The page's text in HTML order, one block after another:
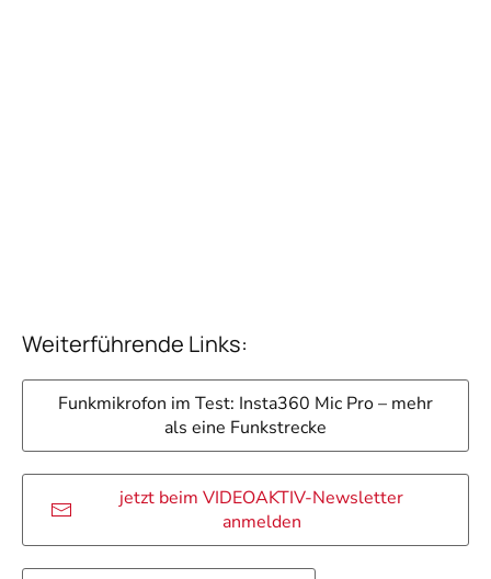
Weiterführende Links:
Funkmikrofon im Test: Insta360 Mic Pro – mehr
als eine Funkstrecke
jetzt beim VIDEOAKTIV-Newsletter
anmelden